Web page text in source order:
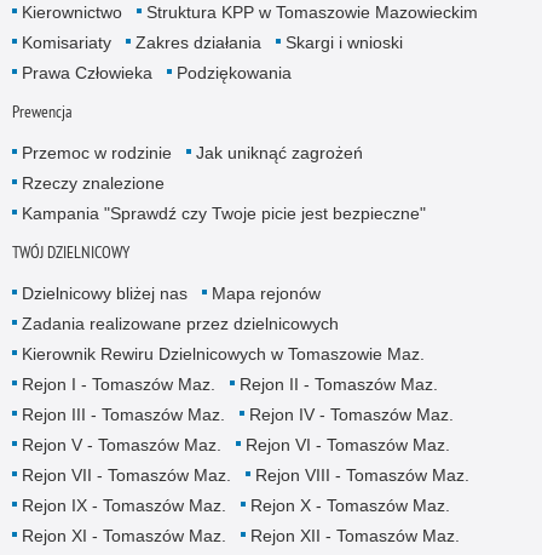
Kierownictwo
Struktura KPP w Tomaszowie Mazowieckim
Komisariaty
Zakres działania
Skargi i wnioski
Prawa Człowieka
Podziękowania
Prewencja
Przemoc w rodzinie
Jak uniknąć zagrożeń
Rzeczy znalezione
Kampania "Sprawdź czy Twoje picie jest bezpieczne"
TWÓJ DZIELNICOWY
Dzielnicowy bliżej nas
Mapa rejonów
Zadania realizowane przez dzielnicowych
Kierownik Rewiru Dzielnicowych w Tomaszowie Maz.
Rejon I - Tomaszów Maz.
Rejon II - Tomaszów Maz.
Rejon III - Tomaszów Maz.
Rejon IV - Tomaszów Maz.
Rejon V - Tomaszów Maz.
Rejon VI - Tomaszów Maz.
Rejon VII - Tomaszów Maz.
Rejon VIII - Tomaszów Maz.
Rejon IX - Tomaszów Maz.
Rejon X - Tomaszów Maz.
Rejon XI - Tomaszów Maz.
Rejon XII - Tomaszów Maz.